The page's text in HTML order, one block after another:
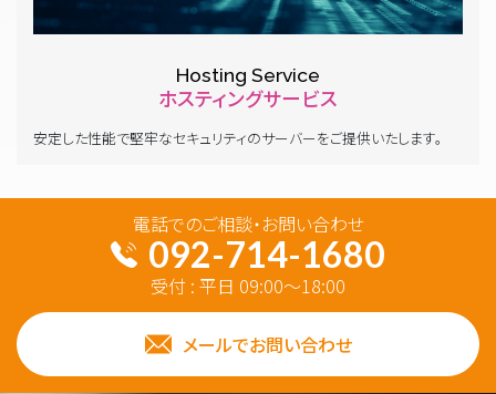
Hosting Service
ホスティングサービス
安定した性能で堅牢なセキュリティのサーバーをご提供いたします。
電話でのご相談・お問い合わせ
092-714-1680
受付 : 平日 09:00～18:00
メールでお問い合わせ